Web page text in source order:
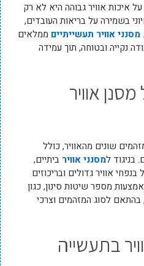
איכות אוויר גבוהה היא לא רק
בשמירה על בריאות העובדים,
מסנני אוויר תעשייתיים ממלאים
נקייה ובטוחה, תוך עמידה
אוויר
שונים מהאוויר, כולל
בניגוד למסנני אוויר ביתיים,
אוויר גדולים ובריכוזים
מספר שיטות סינון, כגון
בהתאם לסוג המזהמים וצרכי
בתעשייה